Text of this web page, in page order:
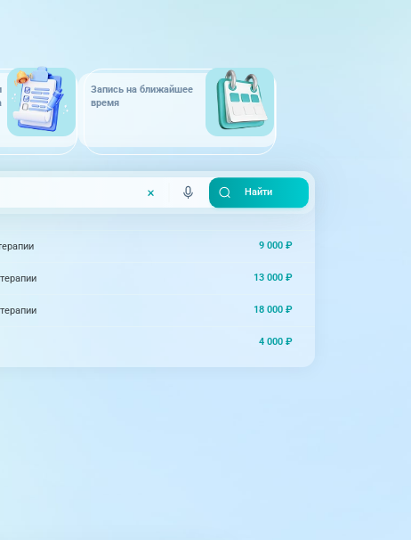
Запись на ближайшее
время
9 000 ₽
13 000 ₽
18 000 ₽
4 000 ₽